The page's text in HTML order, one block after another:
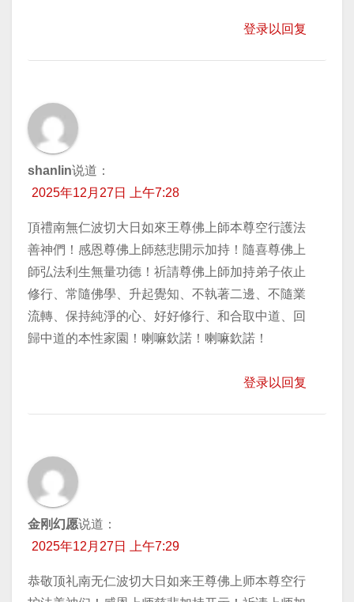
登录以回复
shanlin说道：
2025年12月27日 上午7:28
頂禮南無仁波切大日如來王尊佛上師本尊空行護法
善神們！感恩尊佛上師慈悲開示加持！隨喜尊佛上
師弘法利生無量功德！祈請尊佛上師加持弟子依止
修行、常隨佛學、升起覺知、不執著二邊、不隨業
流轉、保持純淨的心、好好修行、和合取中道、回
歸中道的本性家園！喇嘛欽諾！喇嘛欽諾！
登录以回复
金刚幻愿说道：
2025年12月27日 上午7:29
恭敬顶礼南无仁波切大日如来王尊佛上师本尊空行